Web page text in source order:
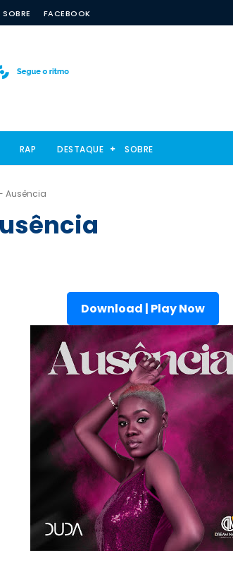
SOBRE FACEBOOK
RAP DESTAQUE SOBRE
Ausência
Download | Play Now